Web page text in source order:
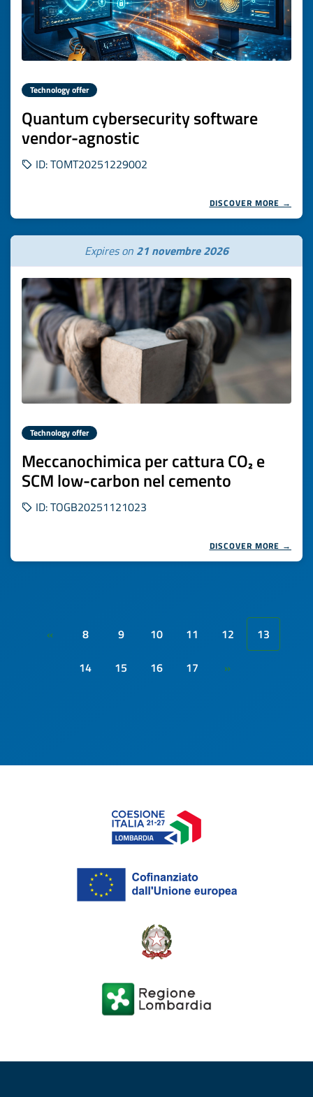
Technology offer
Quantum cybersecurity software
vendor-agnostic
ID: TOMT20251229002
DISCOVER MORE →
Expires on 21 novembre 2026
Technology offer
Meccanochimica per cattura CO₂ e
SCM low-carbon nel cemento
ID: TOGB20251121023
DISCOVER MORE →
« 8 9 10 11 12
13
14
15 16 17 »